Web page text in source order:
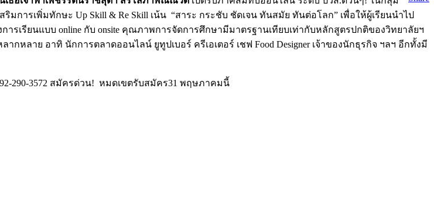
ารเพิ่มทักษะ Up Skill & Re Skill เน้น “สาระ กระชับ ชัดเจน ทันสมัย ทันต่อโลก” เพื่อให้ผู้เรียนนำไป
รเรียนแบบ online กับ onsite คุณภาพการจัดการศึกษามีมาตรฐานเทียบเท่ากับหลักสูตรปกติของวิทยาลัยฯ
ลาย อาทิ นักการตลาดออนไลน์ ยูทูปเบอร์ ครีเอเตอร์ เชฟ Food Designer เจ้าของนักธุรกิจ ฯลฯ อีกทั้งมี
290-3572 สมัครด่วน! หมดเขตรับสมัคร31 พฤษภาคมนี้